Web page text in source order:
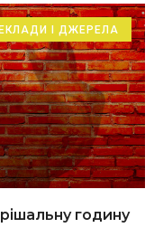
І ДЖЕРЕЛА
годину